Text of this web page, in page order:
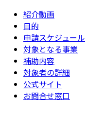
紹介動画
目的
申請スケジュール
対象となる事業
補助内容
対象者の詳細
公式サイト
お問合せ窓口